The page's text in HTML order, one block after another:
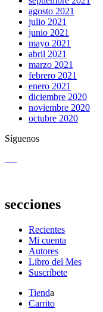
agosto 2021
julio 2021
junio 2021
mayo 2021
abril 2021
marzo 2021
febrero 2021
enero 2021
diciembre 2020
noviembre 2020
octubre 2020
Síguenos
secciones
Recientes
Mi cuenta
Autores
Libro del Mes
Suscríbete
Tienda
Carrito